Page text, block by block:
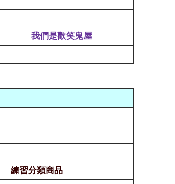
我們是歡笑鬼屋
練習分類商品